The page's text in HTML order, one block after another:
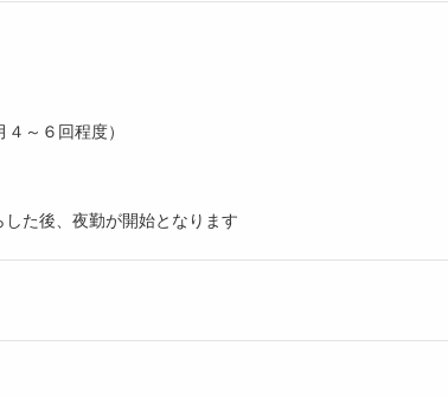
～６回程度）
た後、夜勤が開始となります